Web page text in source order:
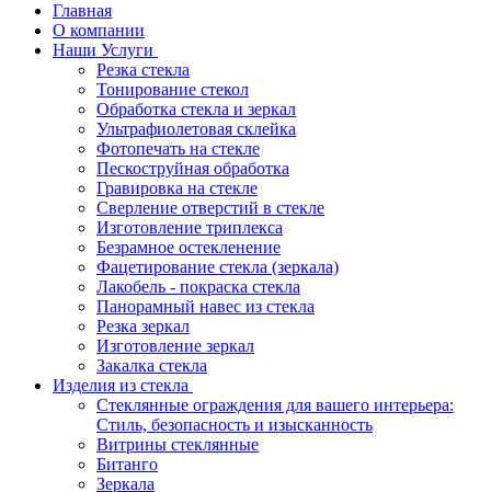
Главная
О компании
Наши Услуги
Резка стекла
Тонирование стекол
Обработка стекла и зеркал
Ультрафиолетовая склейка
Фотопечать на стекле
Пескоструйная обработка
Гравировка на стекле
Cверление отверстий в стекле
Изготовление триплекса
Безрамное остекленение
Фацетирование стекла (зеркала)
Лакобель - покраска стекла
Панорамный навес из стекла
Резка зеркал
Изготовление зеркал
Закалка стекла
Изделия из стекла
Стеклянные ограждения для вашего интерьера:
Стиль, безопасность и изысканность
Витрины стеклянные
Битанго
Зеркала